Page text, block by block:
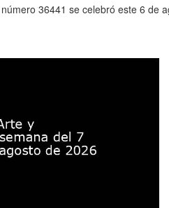
36441 se celebró este 6 de